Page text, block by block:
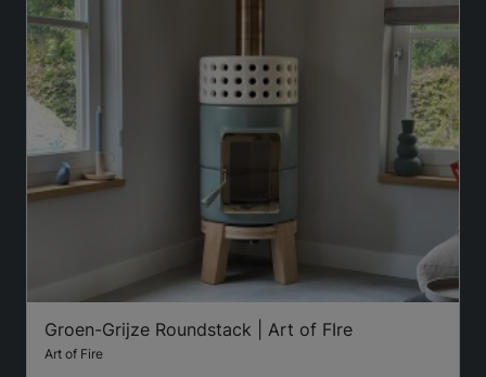
Groen-Grijze Roundstack | Art of FIre
Art of Fire